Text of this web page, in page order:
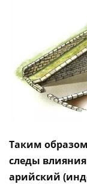
Таким
следы
арийский